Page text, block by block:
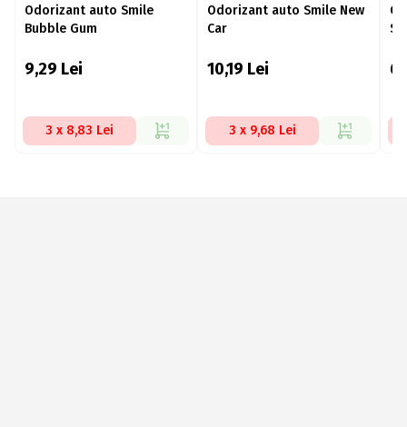
Odorizant auto Smile
Bubble Gum
9,29 Lei
3 x 8,83 Lei
Odorizant auto Smile New
Car
10,19 Lei
3 x 9,68 Lei